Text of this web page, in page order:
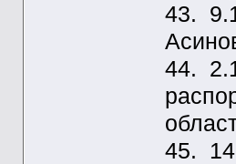
43.
44.
45.